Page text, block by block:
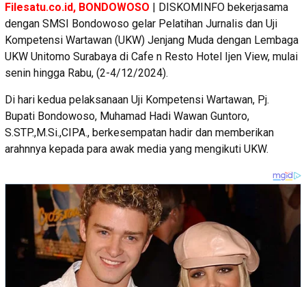
Filesatu.co.id, BONDOWOSO
| DISKOMINFO bekerjasama
dengan SMSI Bondowoso gelar Pelatihan Jurnalis dan Uji
Kompetensi Wartawan (UKW) Jenjang Muda dengan Lembaga
UKW Unitomo Surabaya di Cafe n Resto Hotel Ijen View, mulai
senin hingga Rabu, (2-4/12/2024).
Di hari kedua pelaksanaan Uji Kompetensi Wartawan, Pj.
Bupati Bondowoso, Muhamad Hadi Wawan Guntoro,
S.STP.,M.Si.,CIPA., berkesempatan hadir dan memberikan
arahnnya kepada para awak media yang mengikuti UKW.